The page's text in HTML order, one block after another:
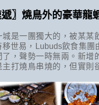
遞〗燒鳥外的豪華龍
城是一團獨大的，被某某
移世易，Lubuds飲食集團
，聲勢一時無兩。新增
主打燒鳥串燒的，但實則